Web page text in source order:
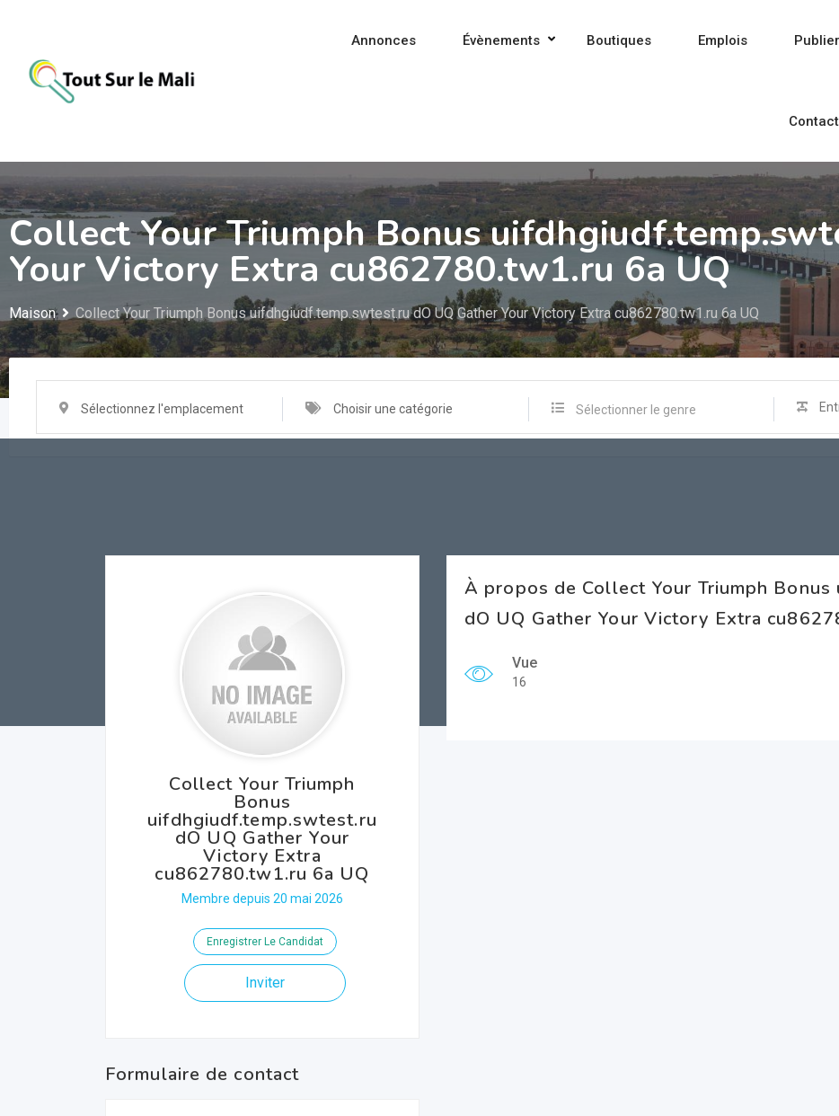
contenu
Annonces Évènements Boutiques Emplois
Collect Your Triumph Bonus
Your Victory Extra cu862780.tw1.ru 6a UQ
Maison Collect Your Triumph Bonus uifdhgiudf.temp.swtest.ru dO UQ Gather Your Victory Extra cu862780.tw1.ru 6a UQ
Sélectionnez l'emplacement Choisir une catégorie Sélectionner le genre
Collect Your Triumph
Bonus
uifdhgiudf.temp.swtest.ru
dO UQ Gather Your
Victory Extra
cu862780.tw1.ru 6a UQ
Membre depuis 20 mai 2026
Enregistrer Le Candidat
Inviter
Formulaire de contact
À propos de Collect Your Triumph
dO UQ Gather Your Victory Extra
Vue
16